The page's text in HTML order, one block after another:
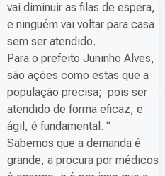
vai diminuir as filas de espera,
e ninguém vai voltar para casa
sem ser atendido.
Para o prefeito Juninho Alves,
são ações como estas que a
população precisa; pois ser
atendido de forma eficaz, e
ágil, é fundamental. “
Sabemos que a demanda é
grande, a procura por médicos